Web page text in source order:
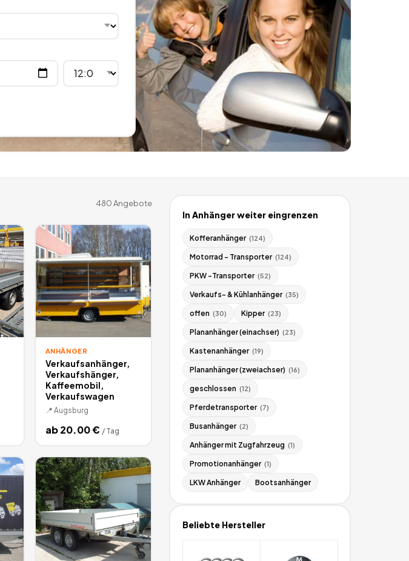
480Angebote
ANHÄNGER
Verkaufsanhänger,
Verkaufshänger,
Kaffeemobil,
Verkaufswagen
📍 Augsburg
ab20.00€ / Tag
In Anhängerweiter eingrenzen
Kofferanhänger (124)
Motorrad - Transporter (124)
PKW -Transporter (52)
Verkaufs- & Kühlanhänger (35)
offen (30) Kipper (23)
Plananhänger (einachser) (23)
Kastenanhänger (19)
Plananhänger (zweiachser) (16)
geschlossen (12)
Pferdetransporter (7)
Busanhänger (2)
Anhänger mit Zugfahrzeug (1)
Promotionanhänger (1)
LKW Anhänger Bootsanhänger
Beliebte Hersteller